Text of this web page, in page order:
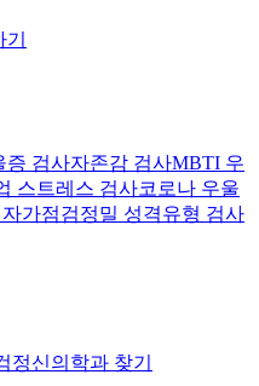
증 검사자존감 검사MBTI 우
스트레스 검사코로나 우울
가점검정밀 성격유형 검사
정신의학과 찾기